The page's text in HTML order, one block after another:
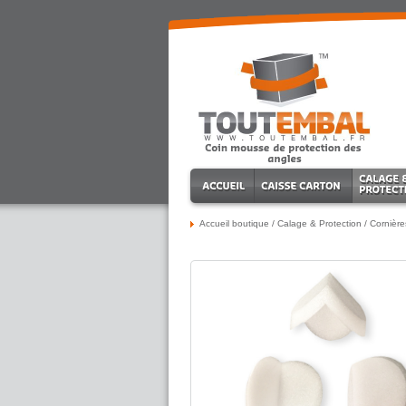
Accueil boutique / Calage & Protection /